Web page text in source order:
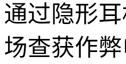
通过隐形
场查获作